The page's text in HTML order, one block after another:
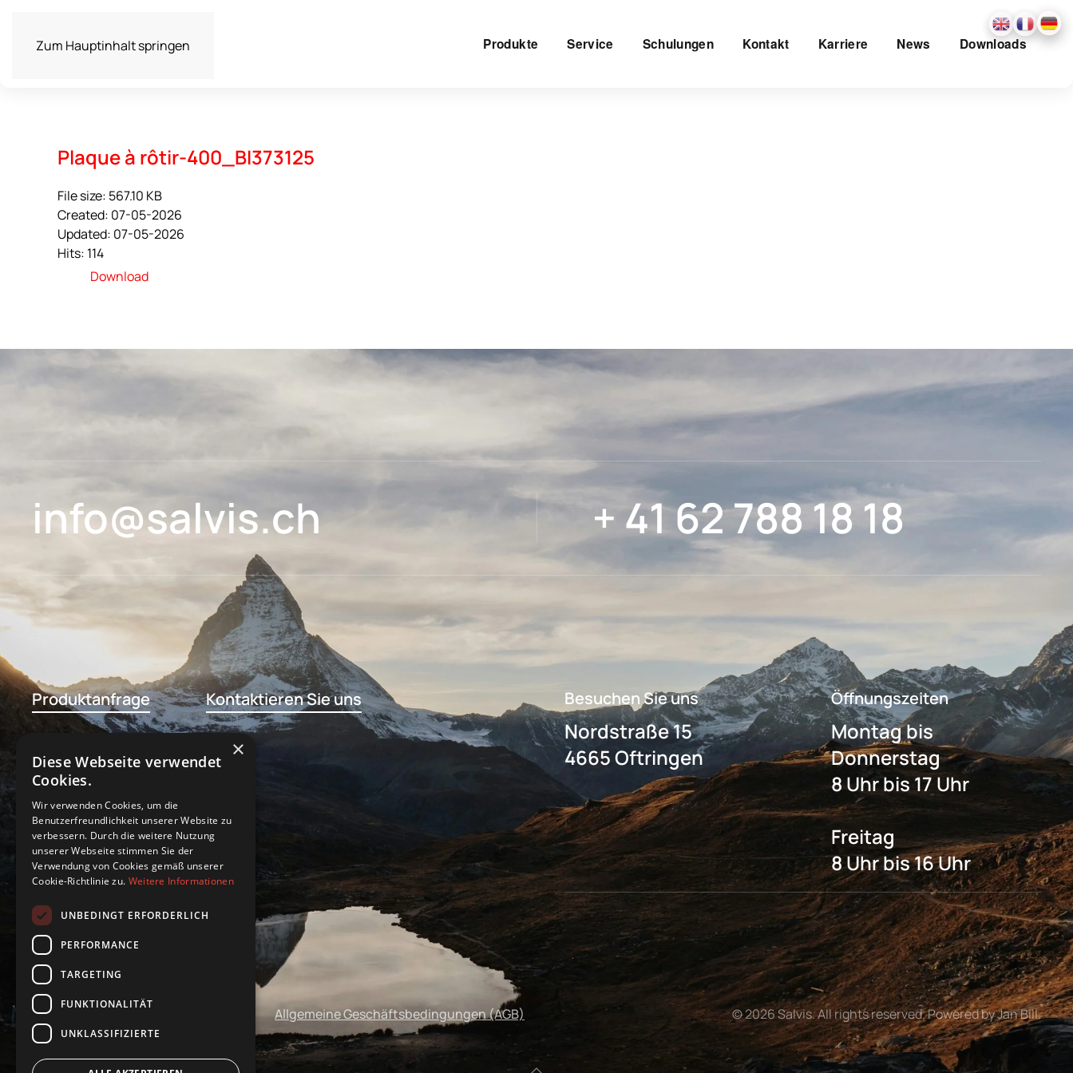
Zum Hauptinhalt springen Produkte Service Schulungen Kontakt Karriere News Downloads
Plaque à rôtir-400_BI373125
File size: 567.10 KB
Created: 07-05-2026
Updated: 07-05-2026
Hits: 114
Download
info@salvis.ch + 41 62 788 18 18
Produktanfrage Kontaktieren Sie uns Besuchen Sie uns
Nordstraße 15
4665 Oftringen
Öffnungszeiten
Montag bis
Donnerstag
8 Uhr bis 17 Uhr
Freitag
8 Uhr bis 16 Uhr
Impressum Allgemeine Geschäftsbedingungen (AGB) ©2026Salvis. All rights reserved. Powered by Jan Bill.
×
Diese Webseite verwendet
Cookies.
Wir verwenden Cookies, um die
Benutzerfreundlichkeit unserer Website zu
verbessern. Durch die weitere Nutzung
unserer Webseite stimmen Sie der
Verwendung von Cookies gemäß unserer
Cookie-Richtlinie zu. Weitere Informationen
UNBEDINGT ERFORDERLICH
PERFORMANCE
TARGETING
FUNKTIONALITÄT
UNKLASSIFIZIERTE